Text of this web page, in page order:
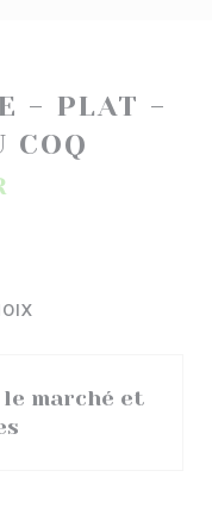
- PLAT -
COQ
marché et